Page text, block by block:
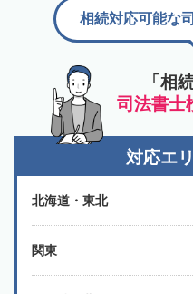
「相
司法書士
相続対応可能な
対応エ
北海道・東北
関東